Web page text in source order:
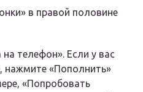
в правой половине
телефон». Если у вас
нажмите «Пополнить»
«Попробовать